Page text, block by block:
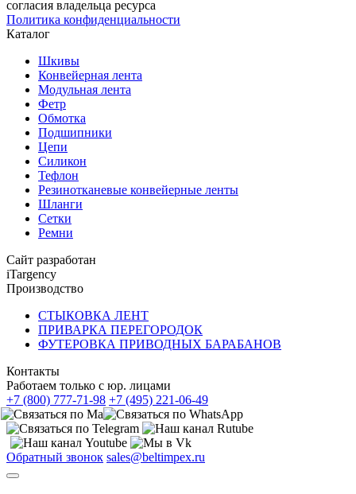
согласия владельца ресурса
Политика конфиденциальности
Каталог
Шкивы
Конвейерная лента
Модульная лента
Фетр
Обмотка
Подшипники
Цепи
Силикон
Тефлон
Резинотканевые конвейерные ленты
Шланги
Сетки
Ремни
Сайт разработан
iTargency
Производство
СТЫКОВКА ЛЕНТ
ПРИВАРКА ПЕРЕГОРОДОК
ФУТЕРОВКА ПРИВОДНЫХ БАРАБАНОВ
Контакты
Работаем только с юр. лицами
+7 (800) 777-71-98 +7 (495) 221-06-49
Обратный звонок sales@beltimpex.ru